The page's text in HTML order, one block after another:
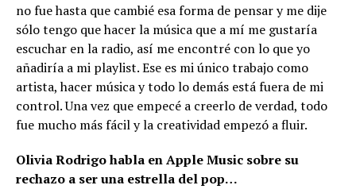
no fue hasta que cambié esa forma de pensar y me dije
sólo tengo que hacer la música que a mí me gustaría
escuchar en la radio, así me encontré con lo que yo
añadiría a mi playlist. Ese es mi único trabajo como
artista, hacer música y todo lo demás está fuera de mi
control. Una vez que empecé a creerlo de verdad, todo
fue mucho más fácil y la creatividad empezó a fluir.
Olivia Rodrigo habla en Apple Music sobre su
rechazo a ser una estrella del pop…